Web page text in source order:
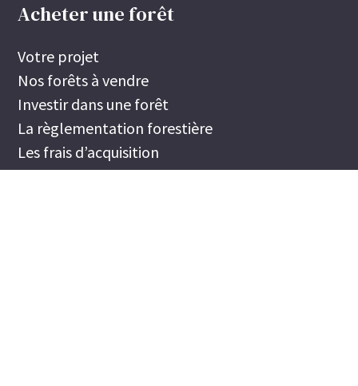
Acheter une forêt
Votre projet
Nos forêts à vendre
Investir dans une forêt
La règlementation forestière
Les frais d’acquisition
Comment acheter une forêt